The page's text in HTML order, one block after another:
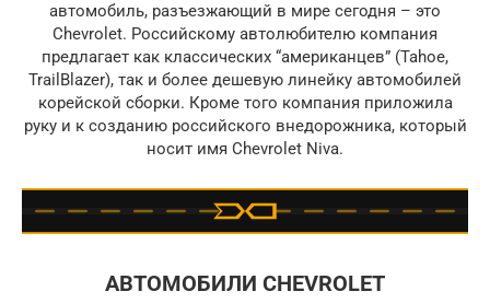
автомобиль, разъезжающий в мире сегодня – это
Chevrolet. Российскому автолюбителю компания
предлагает как классических “американцев” (Tahoe,
TrailBlazer), так и более дешевую линейку автомобилей
корейской сборки. Кроме того компания приложила
руку и к созданию российского внедорожника, который
носит имя Chevrolet Niva.
АВТОМОБИЛИ CHEVROLET